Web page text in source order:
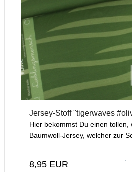
Jersey-Stoff "tigerwaves
Hier bekommst Du einen tollen,
Baumwoll-Jersey, welcher zur
8,95 EUR